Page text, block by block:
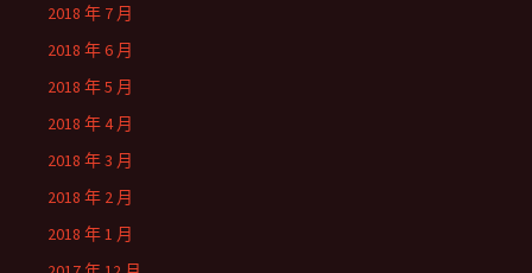
2018 年 7 月
2018 年 6 月
2018 年 5 月
2018 年 4 月
2018 年 3 月
2018 年 2 月
2018 年 1 月